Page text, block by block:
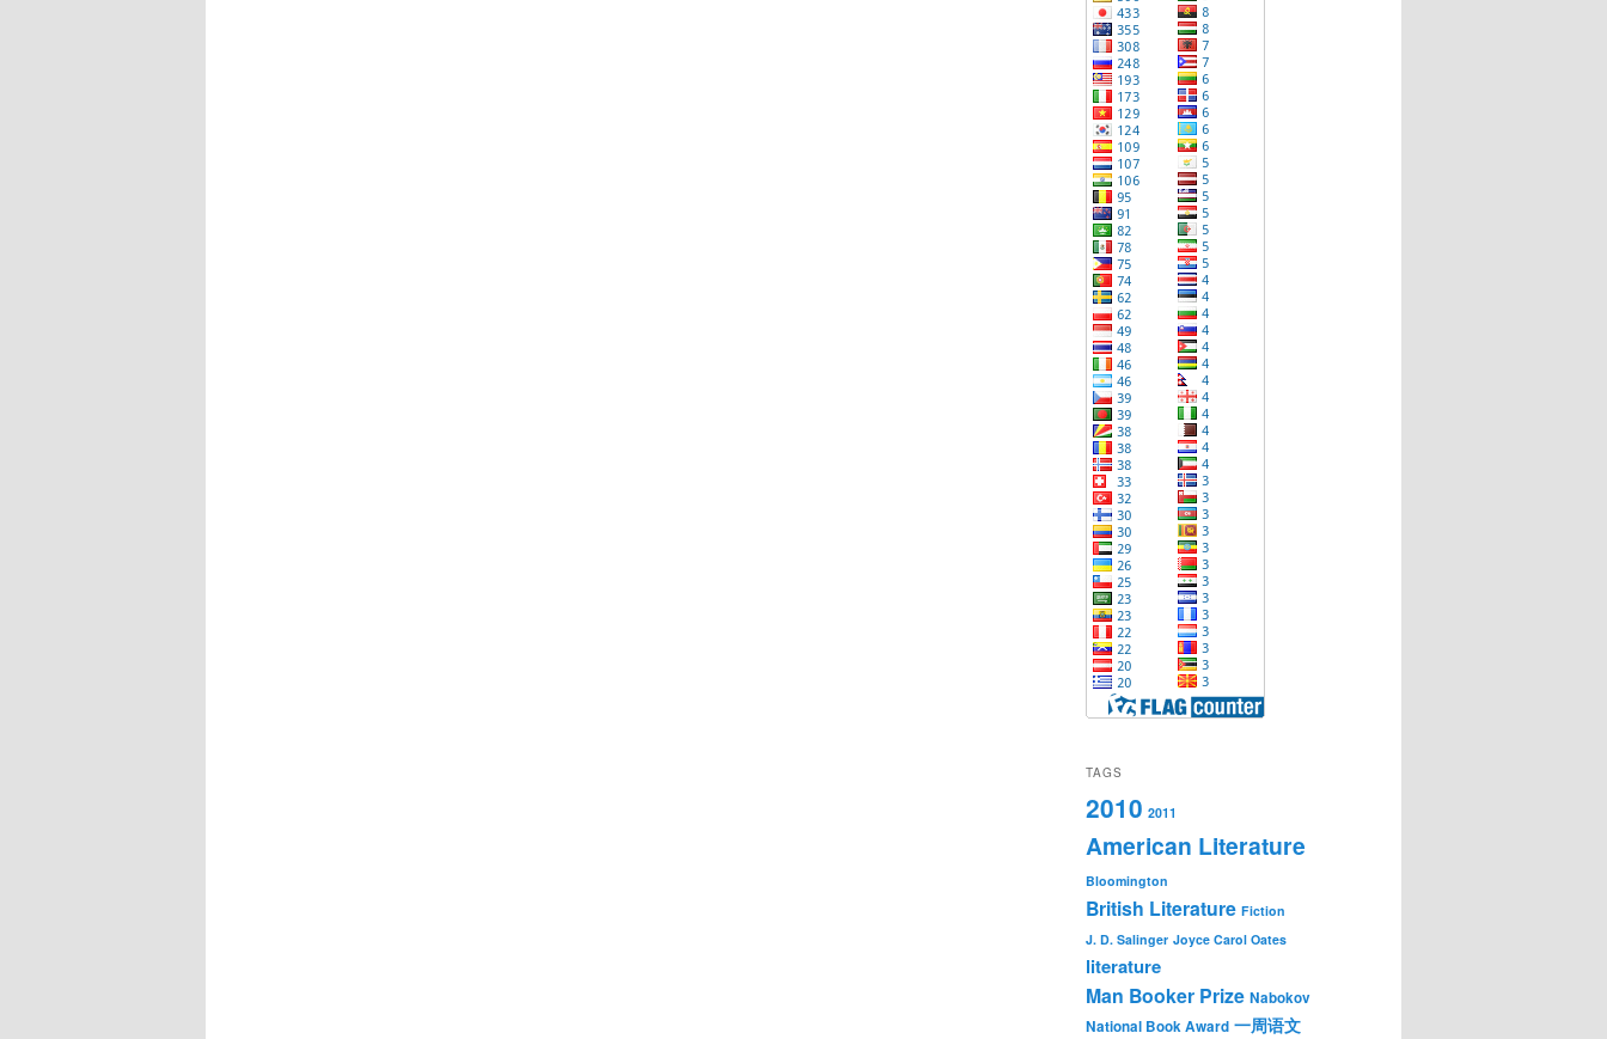
TAGS
2010 2011
American Literature
Bloomington
British Literature Fiction
J. D. Salinger Joyce Carol Oates
literature
Man Booker Prize Nabokov
National Book Award 一周语文